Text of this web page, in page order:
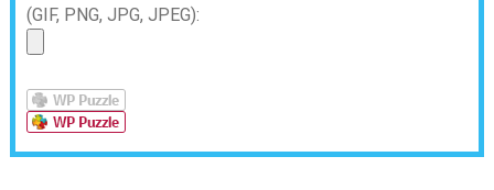
(GIF, PNG, JPG, JPEG):